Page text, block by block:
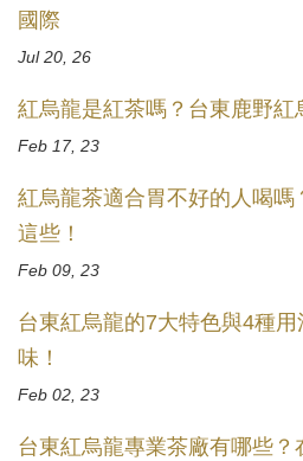
國際
Jul 20, 26
紅烏龍是紅茶嗎？台東鹿野紅
Feb 17, 23
紅烏龍茶適合胃不好的人喝
這些！
Feb 09, 23
台東紅烏龍的7大特色與4種
味！
Feb 02, 23
台東紅烏龍專業茶廠有哪些